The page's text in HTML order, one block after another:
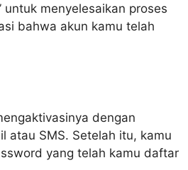
menyelesaikan proses
bahwa akun kamu telah
dengan
atau SMS. Setelah itu, kamu
yang telah kamu daftar